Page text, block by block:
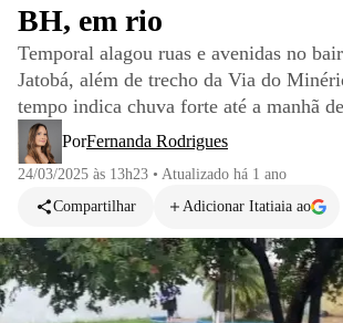
BH, em rio
Temporal alagou ruas e avenidas no
Jatobá, além de trecho da Via do
tempo indica chuva forte até a manhã
PorFernanda Rodrigues
24/03/2025 às 13h23 • Atualizado há 1 ano
Compartilhar
Adicionar Itatiaia ao